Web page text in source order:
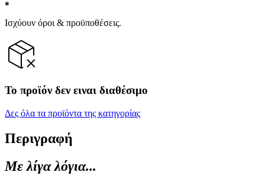
Ισχύουν όροι & προϋποθέσεις.
Το προϊόν δεν ειναι διαθέσιμο
Δες όλα τα προϊόντα της κατηγορίας
Περιγραφή
Με λίγα λόγια...